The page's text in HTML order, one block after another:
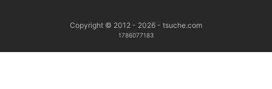
Copyright © 2012 - 2026 - tsuche.com
1786077183